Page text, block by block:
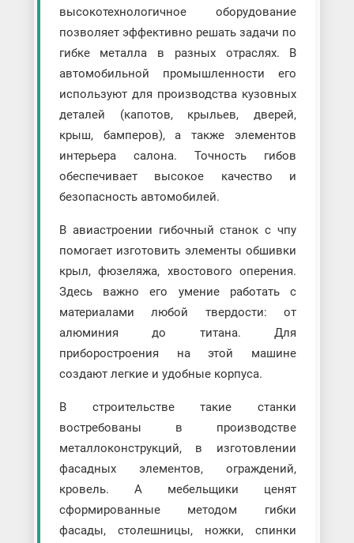
высокотехнологичное оборудование
позволяет эффективно решать задачи по
гибке металла в разных отраслях. В
автомобильной промышленности его
используют для производства кузовных
деталей (капотов, крыльев, дверей,
крыш, бамперов), а также элементов
интерьера салона. Точность гибов
обеспечивает высокое качество и
безопасность автомобилей.
В авиастроении гибочный станок с чпу
помогает изготовить элементы обшивки
крыл, фюзеляжа, хвостового оперения.
Здесь важно его умение работать с
материалами любой твердости: от
алюминия до титана. Для
приборостроения на этой машине
создают легкие и удобные корпуса.
В строительстве такие станки
востребованы в производстве
металлоконструкций, в изготовлении
фасадных элементов, ограждений,
кровель. А мебельщики ценят
сформированные методом гибки
фасады, столешницы, ножки, спинки